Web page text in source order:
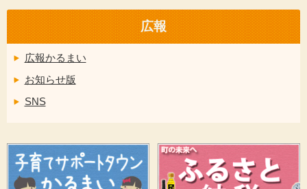
広報
広報かるまい
お知らせ版
SNS